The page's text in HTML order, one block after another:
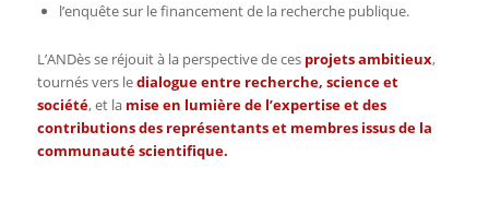
l’enquête sur le financement de la recherche publique.
L’ANDès se réjouit à la perspective de ces projets ambitieux,
tournés vers ledialogue entre recherche, science et
société, et la mise en lumière de l’expertise et des
contributions des représentants et membres issus de la
communauté scientifique.